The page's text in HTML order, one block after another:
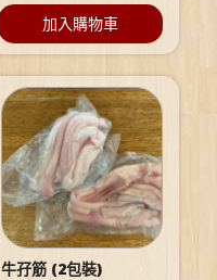
加入購物車
牛孖筋 (2包裝)